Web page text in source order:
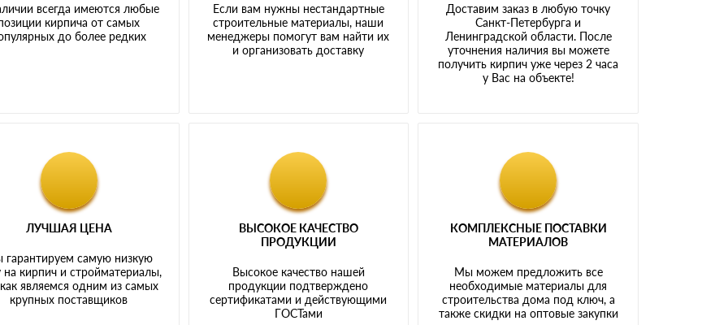
всегда имеются любые
кирпича от самых
до более редких
Если вам нужны нестандартные
строительные материалы, наши
менеджеры помогут вам найти их
и организовать доставку
Доставим заказ в любую точку
Санкт-Петербурга и
Ленинградской области. После
уточнения наличия вы можете
получить кирпич уже через 2 часа
у Вас на объекте!
ЛУЧШАЯ ЦЕНА
самую низкую
на кирпич и стройматериалы,
являемся одним из самых
крупных поставщиков
ВЫСОКОЕ КАЧЕСТВО
ПРОДУКЦИИ
Высокое качество нашей
продукции подтверждено
сертификатами и действующими
ГОСТами
КОМПЛЕКСНЫЕ ПОСТАВКИ
МАТЕРИАЛОВ
Мы можем предложить все
необходимые материалы для
строительства дома под ключ, а
также скидки на оптовые закупки